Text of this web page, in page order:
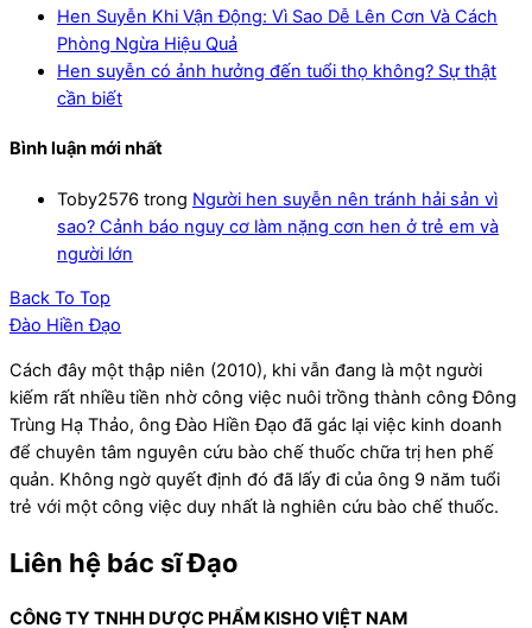
Hen Suyễn Khi Vận Động: Vì Sao Dễ Lên Cơn Và Cách
Phòng Ngừa Hiệu Quả
Hen suyễn có ảnh hưởng đến tuổi thọ không? Sự thật
cần biết
Bình luận mới nhất
Toby2576 trong Người hen suyễn nên tránh hải sản vì
sao? Cảnh báo nguy cơ làm nặng cơn hen ở trẻ em và
người lớn
Back To Top
Đào Hiền Đạo
Cách đây một thập niên (2010), khi vẫn đang là một người
kiếm rất nhiều tiền nhờ công việc nuôi trồng thành công Đông
Trùng Hạ Thảo, ông Đào Hiền Đạo đã gác lại việc kinh doanh
để chuyên tâm nguyên cứu bào chế thuốc chữa trị hen phế
quản. Không ngờ quyết định đó đã lấy đi của ông 9 năm tuổi
trẻ với một công việc duy nhất là nghiên cứu bào chế thuốc.
Liên hệ bác sĩ Đạo
CÔNG TY TNHH DƯỢC PHẨM KISHO VIỆT NAM